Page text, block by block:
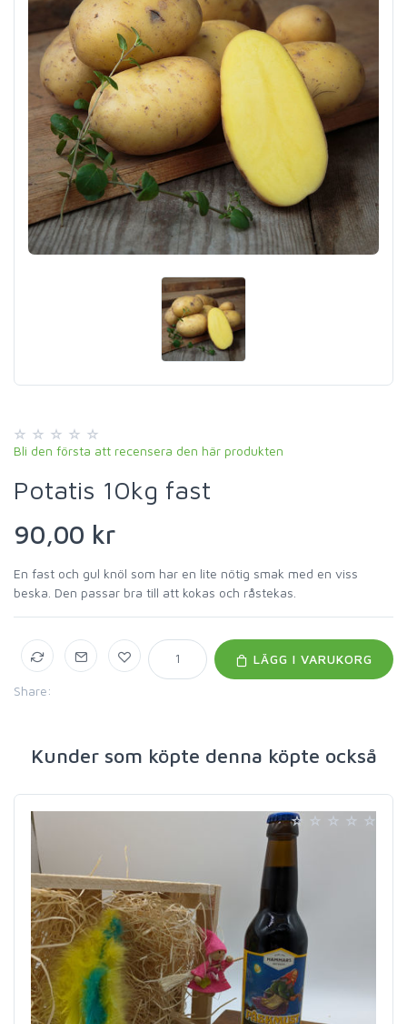
Bli den första att recensera den här produkten
Potatis 10kg fast
90,00 kr
En fast och gul knöl som har en lite nötig smak med en viss
beska. Den passar bra till att kokas och råstekas.
Share:
LÄGG I VARUKORG
Kunder som köpte denna köpte också